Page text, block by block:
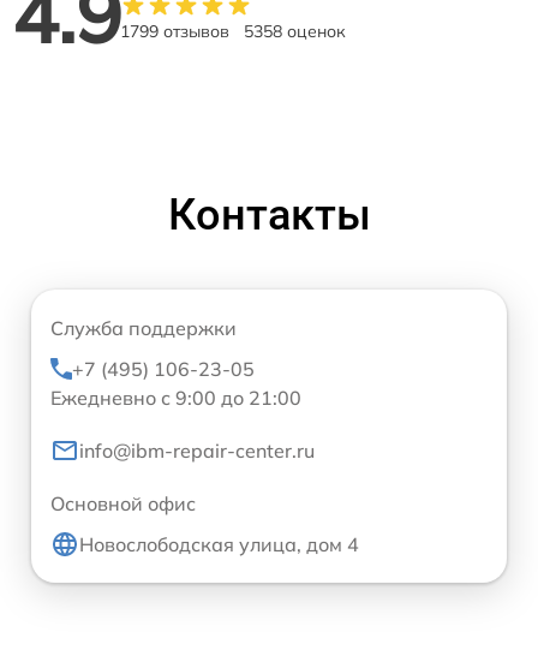
1799 отзывов 5358 оценок
Контакты
Служба поддержки
+7 (495) 106-23-05
Ежедневно с 9:00 до 21:00
info@ibm-repair-center.ru
Основной офис
Новослободская улица, дом 4